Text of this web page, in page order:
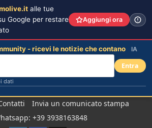
Invia un comunicato stampa
+39 3938163848
alle tue
Google per restare
Aggiungi ora
- ricevi le notizie che contano IA
Entra
dati